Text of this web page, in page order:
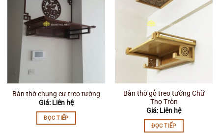
Bàn thờ chung cư treo tường
Giá: Liên hệ
ĐỌC TIẾP
Bàn thờ gỗ treo tường Chữ
Thọ Tròn
Giá: Liên hệ
ĐỌC TIẾP